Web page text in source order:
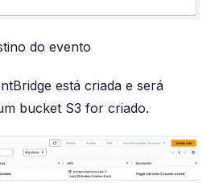
do evento
está criada e será
bucket S3 for criado.